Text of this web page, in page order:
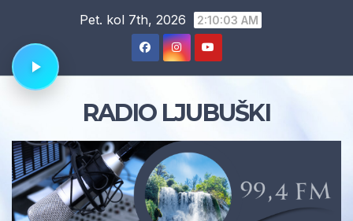
content
Pet. kol 7th, 2026 2:10:04 AM
RADIO LJUBUŠKI